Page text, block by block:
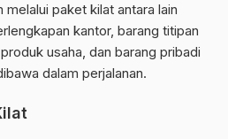
melalui paket kilat antara lain
kantor, barang titipan
usaha, dan barang pribadi
dalam perjalanan.